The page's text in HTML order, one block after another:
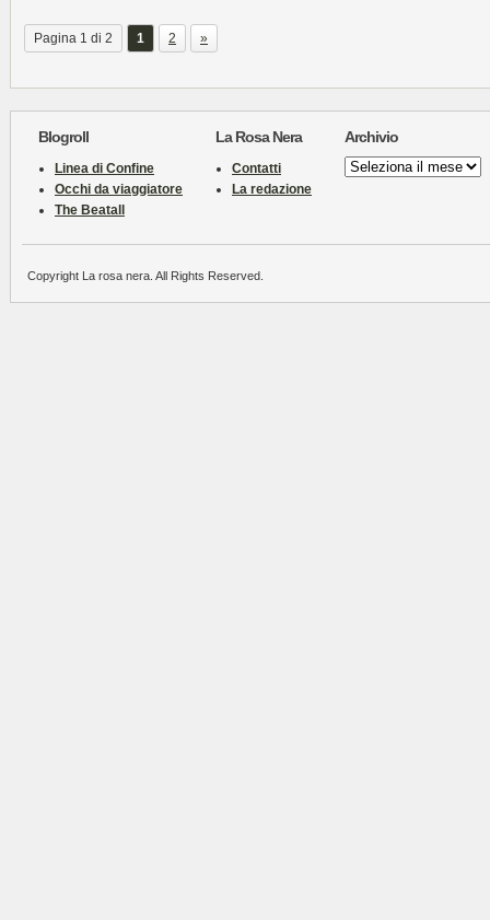
Pagina 1 di 2 1 2 »
Blogroll
Linea di Confine
Occhi da viaggiatore
The Beatall
La Rosa Nera
Contatti
La redazione
Archivio
Archivio
Copyright La rosa nera. All Rights Reserved.